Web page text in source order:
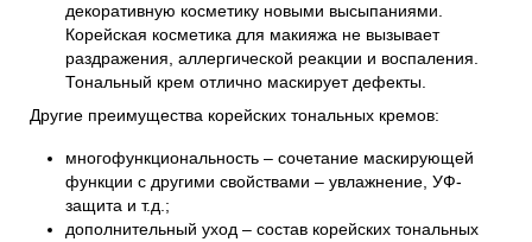
декоративную косметику новыми высыпаниями.
Корейская косметика для макияжа не вызывает
раздражения, аллергической реакции и воспаления.
Тональный крем отлично маскирует дефекты.
Другие преимущества корейских тональных кремов:
многофункциональность – сочетание маскирующей
функции с другими свойствами – увлажнение, УФ-
защита и т.д.;
дополнительный уход – состав корейских тональных